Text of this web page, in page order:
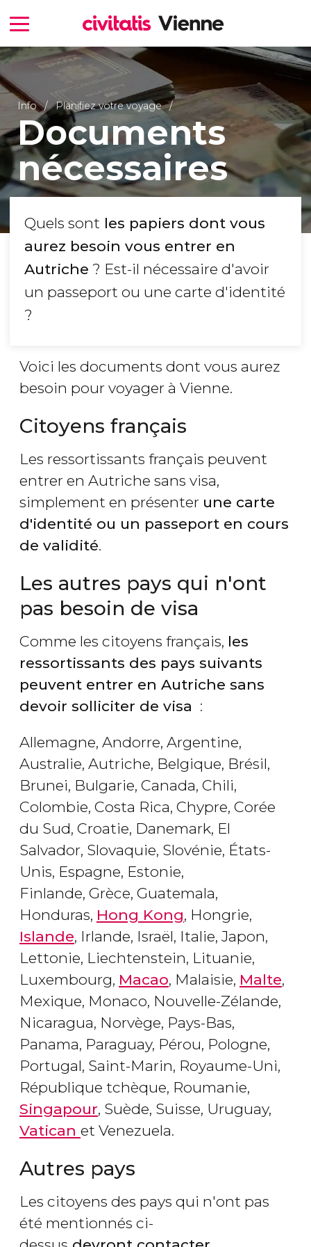
Info Planifiez votre voyage
Documents
nécessaires
Quels sont les papiers dont vous
aurez besoin vous entrer en
Autriche ? Est-il nécessaire d'avoir
un passeport ou une carte d'identité
?
Voici les documents dont vous aurez
besoin pour voyager à Vienne.
Citoyens français
Les ressortissants français peuvent
entrer en Autriche sans visa,
simplement en présenter une carte
d'identité ou un passeport en cours
de validité.
Les autres pays qui n'ont
pas besoin de visa
Comme les citoyens français, les
ressortissants des pays suivants
peuvent entrer en Autriche sans
devoir solliciter de visa :
Allemagne, Andorre, Argentine,
Australie, Autriche, Belgique, Brésil,
Brunei, Bulgarie, Canada, Chili,
Colombie, Costa Rica, Chypre, Corée
du Sud, Croatie, Danemark, El
Salvador, Slovaquie, Slovénie, États-
Unis, Espagne, Estonie,
Finlande, Grèce, Guatemala,
Honduras, Hong Kong, Hongrie,
Islande, Irlande, Israël, Italie, Japon,
Lettonie, Liechtenstein, Lituanie,
Luxembourg, Macao, Malaisie, Malte,
Mexique, Monaco, Nouvelle-Zélande,
Nicaragua, Norvège, Pays-Bas,
Panama, Paraguay, Pérou, Pologne,
Portugal, Saint-Marin, Royaume-Uni,
République tchèque, Roumanie,
Singapour, Suède, Suisse, Uruguay,
Vatican et Venezuela.
Autres pays
Les citoyens des pays qui n'ont pas
été mentionnés ci-